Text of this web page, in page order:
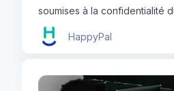
soumises à la confidentialité
HappyPal